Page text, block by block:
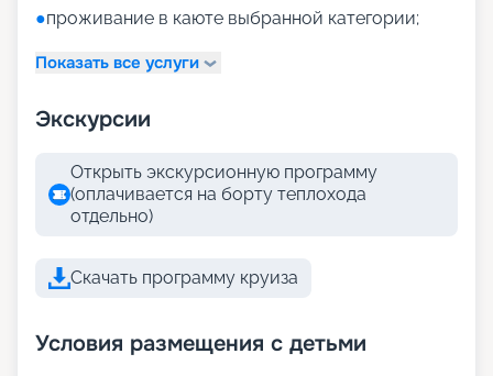
●проживание в каюте выбранной категории;
Показать все услуги
Экскурсии
Открыть экскурсионную программу
(оплачивается на борту теплохода
отдельно)
Скачать программу круиза
Условия размещения с детьми